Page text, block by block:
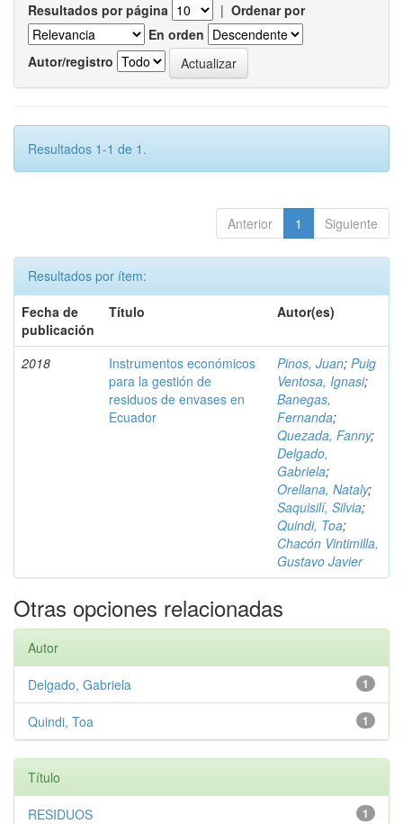
Resultados por página | Ordenar por
En orden
Autor/registro
Resultados 1-1 de 1.
Anterior 1 Siguiente
Resultados por ítem:
Fecha de
publicación
Título Autor(es)
2018
Instrumentos económicos
para la gestión de
residuos de envases en
Ecuador
Pinos, Juan; Puig
Ventosa, Ignasi;
Banegas,
Fernanda;
Quezada, Fanny;
Delgado,
Gabriela;
Orellana, Nataly;
Saquisilí, Silvia;
Quindi, Toa;
Chacón Vintimilla,
Gustavo Javier
Otras opciones relacionadas
Autor
1
Delgado, Gabriela
1
Quindi, Toa
Título
1
RESIDUOS